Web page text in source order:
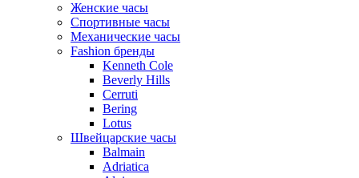
Женские часы
Спортивные часы
Механические часы
Fashion бренды
Kenneth Cole
Beverly Hills
Cerruti
Bering
Lotus
Швейцарские часы
Balmain
Adriatica